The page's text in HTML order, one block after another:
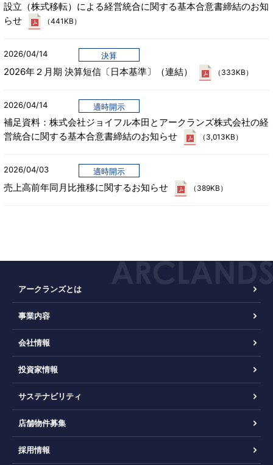
設立（株式移転）による経営統合に関する基本合意書締結のお知
らせ
（441KB）
2026/04/14 決算
2026年２月期 決算短信〔日本基準〕（連結） （333KB）
2026/04/14 適時開示
補足資料：株式会社ジョイフル本田とアークランズ株式会社の経
営統合に関する基本合意書締結のお知らせ
（3,013KB）
2026/04/03 適時開示
売上高前年同月比推移に関するお知らせ （389KB）
アークランズとは
事業内容
会社情報
投資家情報
サステナビリティ
店舗物件募集
採用情報